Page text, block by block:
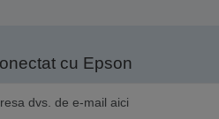
cu Epson